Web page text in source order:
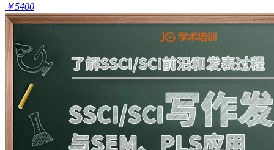
￥5400